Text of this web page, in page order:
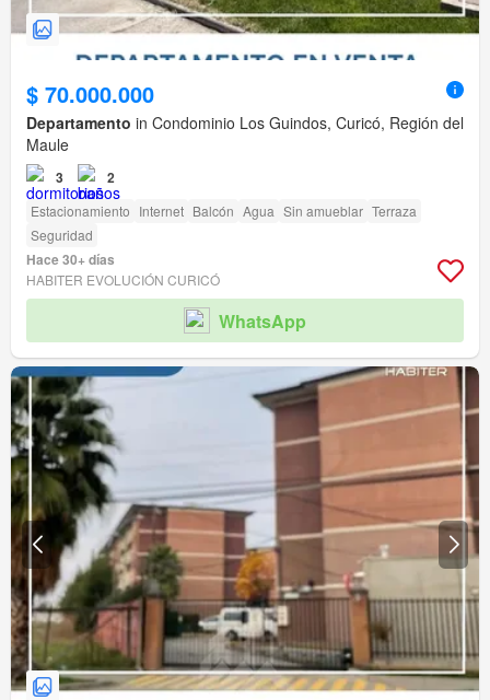
$ 70.000.000
Departamento in Condominio Los Guindos, Curicó, Región del
Maule
3 2
Estacionamiento Internet Balcón Agua Sin amueblar Terraza
Seguridad
Hace 30+ días
HABITER EVOLUCIÓN CURICÓ
WhatsApp